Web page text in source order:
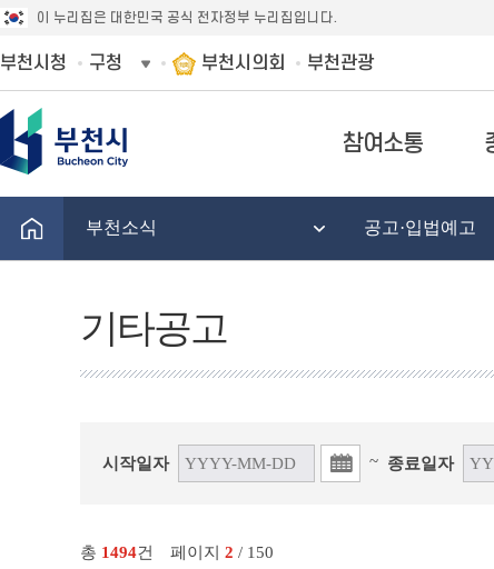
이 누리집은 대한민국 공식 전자정부 누리집입니다.
부천시청 구청 부천시의회 부천관광
참여소통
부천소식 공고·입법예고
기타공고
시작일자 ~ 종료일자
총 1494건 페이지 2 / 150